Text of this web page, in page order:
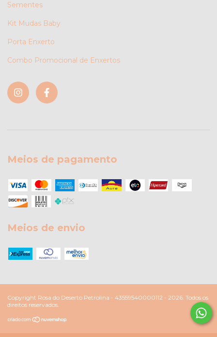
Sementes
Kit Mudas Baby
Porta Enxerto
Combo Promocional de Enxertos
Meios de pagamento
Meios de envio
Copyright Rosa do Deserto Petrolina - 43559540000112 - 2026. Todos os
direitos reservados.